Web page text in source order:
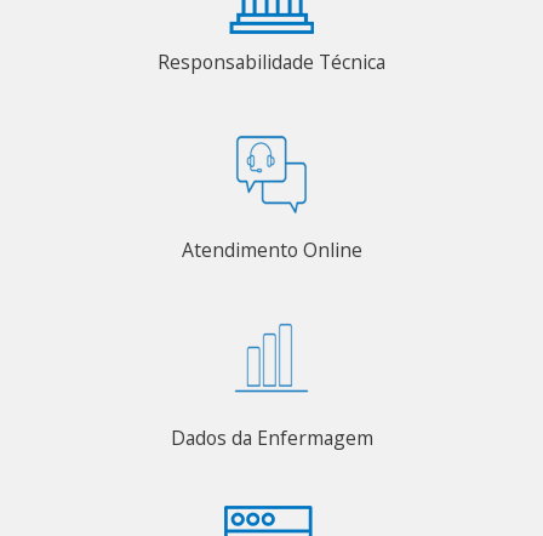
Responsabilidade Técnica
Atendimento Online
Dados da Enfermagem